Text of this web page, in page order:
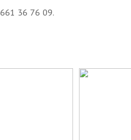
36 76 09.